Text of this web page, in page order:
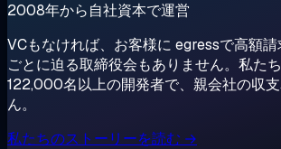
2008年から自社資本で運営
VCもなければ、お客様に egressで高額
ごとに迫る取締役会もありません。私た
122,000名以上の開発者で、親会社の収
ん。
私たちのストーリーを読む →